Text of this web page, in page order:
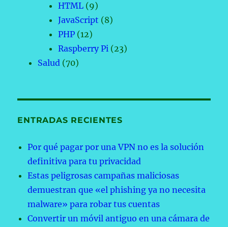
HTML (9)
JavaScript (8)
PHP (12)
Raspberry Pi (23)
Salud (70)
ENTRADAS RECIENTES
Por qué pagar por una VPN no es la solución
definitiva para tu privacidad
Estas peligrosas campañas maliciosas
demuestran que «el phishing ya no necesita
malware» para robar tus cuentas
Convertir un móvil antiguo en una cámara de